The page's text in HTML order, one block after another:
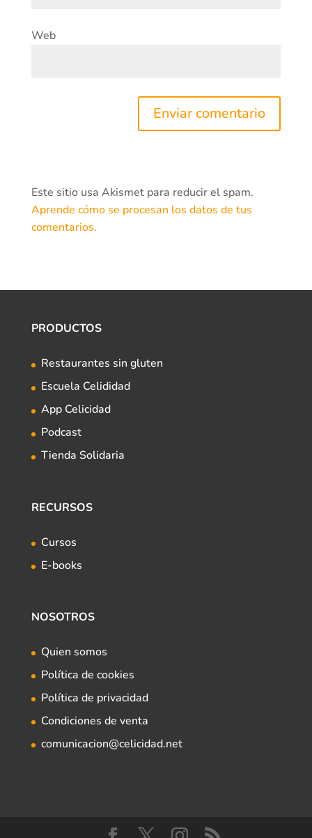
Web
Este sitio usa Akismet para reducir el spam.
Aprende cómo se procesan los datos de tus
comentarios.
PRODUCTOS
Restaurantes sin gluten
Escuela Celididad
App Celicidad
Podcast
Tienda Solidaria
RECURSOS
Cursos
E-books
NOSOTROS
Quien somos
Política de cookies
Política de privacidad
Condiciones de venta
comunicacion@celicidad.net